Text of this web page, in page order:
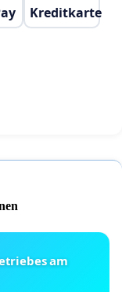
Kreditkarte
am